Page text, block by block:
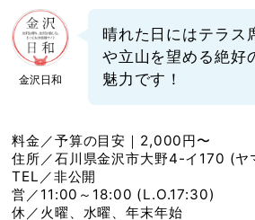
金沢日和
晴れた日にはテラス
や立山を望める絶好
魅力です！
料金／予算の目安｜2,000円〜
住所／石川県金沢市大野4-イ170 (ヤ
TEL／非公開
営／11:00～18:00 (L.O.17:30)
休／火曜、水曜、年末年始